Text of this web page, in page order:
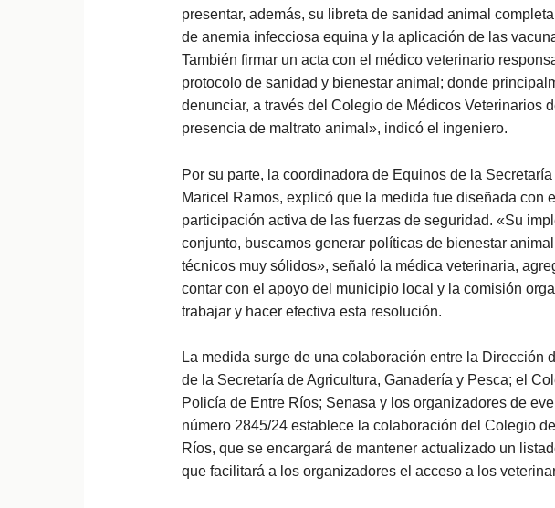
presentar, además, su libreta de sanidad animal
de anemia infecciosa equina y la aplicación de las
También firmar un acta con el médico veterinario
protocolo de sanidad y bienestar animal; donde
denunciar, a través del Colegio de Médicos Veterinarios
presencia de maltrato animal», indicó el ingeniero.
Por su parte, la coordinadora de Equinos de la
Maricel Ramos, explicó que la medida fue diseñada con
participación activa de las fuerzas de seguridad. «Su
conjunto, buscamos generar políticas de bienestar
técnicos muy sólidos», señaló la médica veterinaria,
contar con el apoyo del municipio local y la comisión
trabajar y hacer efectiva esta resolución.
La medida surge de una colaboración entre la Dirección
de la Secretaría de Agricultura, Ganadería y Pesca; el
Policía de Entre Ríos; Senasa y los organizadores de
número 2845/24 establece la colaboración del Colegio
Ríos, que se encargará de mantener actualizado un
que facilitará a los organizadores el acceso a los